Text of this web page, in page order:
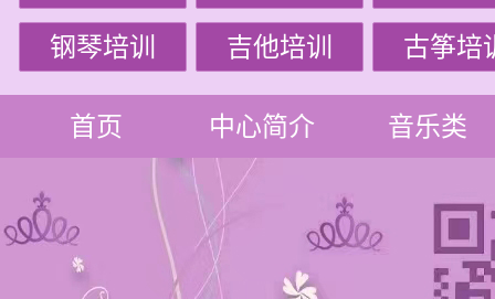
钢琴培训 吉他培训 古筝培
首页 中心简介 音乐类